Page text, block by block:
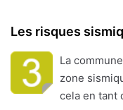
Les risques
La
zone
cela en tant